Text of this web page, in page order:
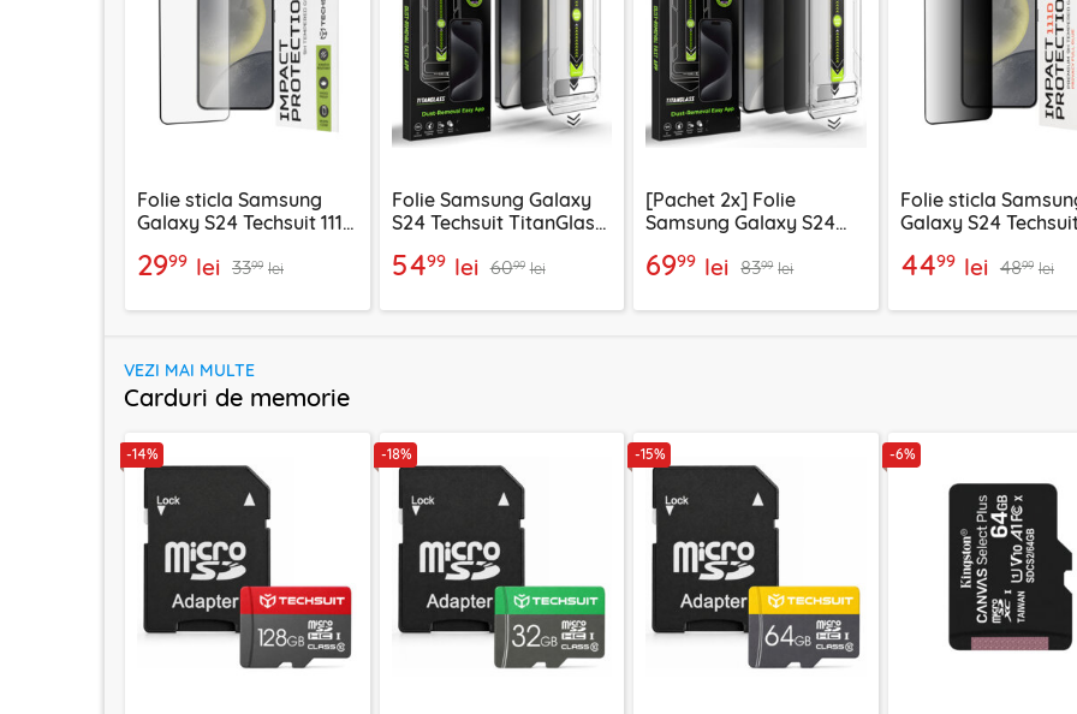
Folie sticla Samsung
Galaxy S24 Techsuit 111D
negru
2999 lei 3399 lei
Folie Samsung Galaxy
S24 Techsuit TitanGlass
5499 lei 6099 lei
[Pachet 2x] Folie
Samsung Galaxy S24
CrystalHD, privacy
6999 lei 8399 lei
Folie sticla
Galaxy S24 Techsuit
4499 lei 4899 lei
VEZI MAI MULTE
Carduri de memorie
-14% -18% -15% -6%